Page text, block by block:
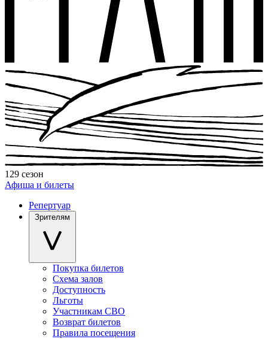
129 сезон
Афиша и билеты
Репертуар
Зрителям
Покупка билетов
Схема залов
Доступность
Льготы
Участникам СВО
Возврат билетов
Правила посещения